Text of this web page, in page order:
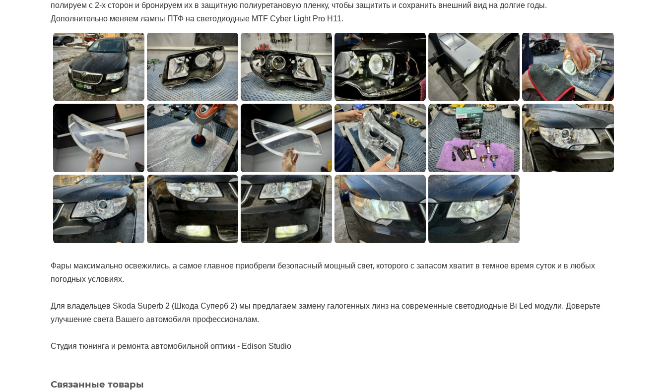
полируем с 2-х сторон и бронируем их в защитную полиуретановую пленку, чтобы защитить и сохранить внешний вид на долгие годы.
Дополнительно меняем лампы ПТФ на светодиодные MTF Cyber Light Pro H11.
Фары максимально освежились, а самое главное приобрели безопасный мощный свет, которого с запасом хватит в темное время суток и в любых
погодных условиях.
Для владельцев Skoda Superb 2 (Шкода Суперб 2) мы предлагаем замену галогенных линз на современные светодиодные Bi Led модули. Доверьте
улучшение света Вашего автомобиля профессионалам.
Студия тюнинга и ремонта автомобильной оптики - Edison Studio
Связанные товары